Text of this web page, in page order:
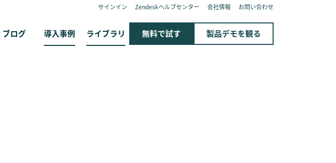
サインイン Zendeskヘルプセンター 会社情報 お問い合わせ
ブログ 導入事例 ライブラリ 無料で試す 製品デモを観る